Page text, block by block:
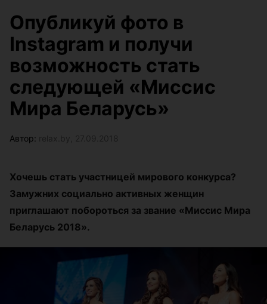
Опубликуй фото в
Instagram и получи
возможность стать
следующей «Миссис
Мира Беларусь»
Автор:
Хочешь стать участницей мирового конкурса?
Замужних социально активных женщин
приглашают побороться за звание «Миссис Мира
Беларусь 2018».